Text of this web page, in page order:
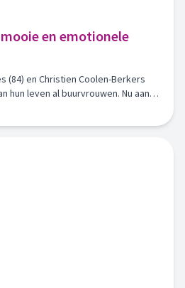
en emotionele
(84) en Christien Coolen-Berkers
hun leven al buurvrouwen. Nu aan